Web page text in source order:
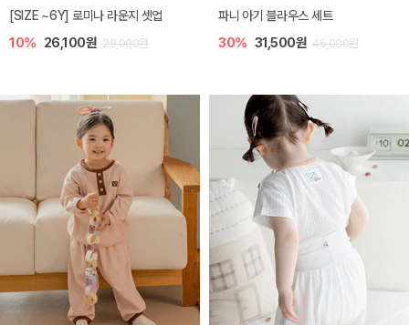
[SIZE ~6Y] 로미나 라운지 셋업
10% 26,100원 29,000원
파니 아기 블라우스 세트
30% 31,500원 45,000원